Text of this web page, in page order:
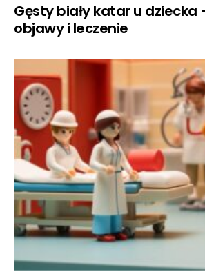
Gęsty biały katar u dziecka
objawy i leczenie